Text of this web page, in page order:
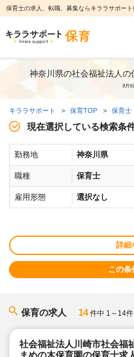
保育士の求人、転職、募集ならキララサポート
神奈川県の社会福祉法人
8月6
キララサポート 保育TOP 保育士
現在選択している検索条
勤務地 神奈川県
職種 保育士
雇用形態 選択なし
詳細
この条
保育の求人 14件中 1～14
社会福祉法人川崎市社会福
まめの木保育園の保育士求